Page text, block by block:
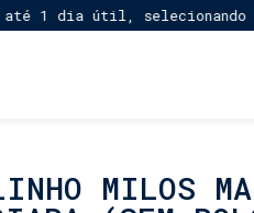
1 dia útil, selecionando
MILOS